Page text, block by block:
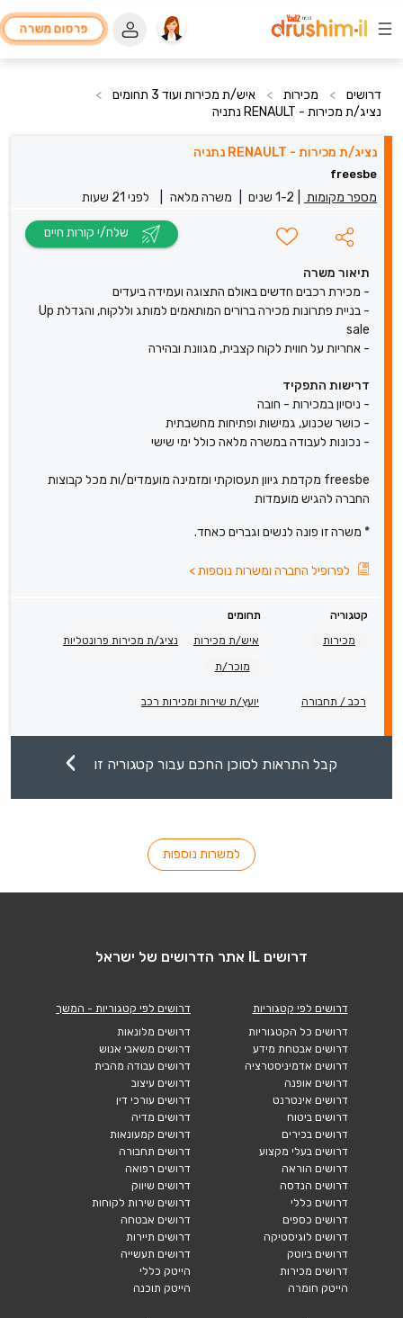
פרסום משרה
דרושים > מכירות > איש/ת מכירות ועוד 3 תחומים
>
נציג/ת מכירות - RENAULT נתניה
נציג/ת מכירות - RENAULT נתניה
freesbe
מספר מקומות 1-2 שנים משרה מלאה לפני 21 שעות
תיאור משרה
- מכירת רכבים חדשים באולם התצוגה ועמידה ביעדים
- בניית פתרונות מכירה ברורים המותאמים למותג וללקוח, והגדלת Up
sale
- אחריות על חווית לקוח קצבית, מגוונת ובהירה
דרישות התפקיד
- ניסיון במכירות - חובה
- כושר שכנוע, גמישות ופתיחות מחשבתית
- נכונות לעבודה במשרה מלאה כולל ימי שישי
freesbe מקדמת גיוון תעסוקתי ומזמינה מועמדים/ות מכל קבוצות
החברה להגיש מועמדות
* משרה זו פונה לנשים וגברים כאחד.
לפרופיל החברה ומשרות נוספות>
קטגוריה
תחומים
מכירות
איש/ת מכירות נציג/ת מכירות פרונטליות
מוכר/ת
רכב / תחבורה יועץ/ת שירות ומכירות רכב
קבל התראות לסוכן החכם עבור קטגוריה זו
למשרות נוספות
דרושים IL אתר הדרושים של ישראל
דרושים לפי קטגוריות
דרושים כל הקטגוריות
דרושים אבטחת מידע
דרושים אדמיניסטרציה
דרושים אופנה
דרושים אינטרנט
דרושים ביטוח
דרושים בכירים
דרושים בעלי מקצוע
דרושים הוראה
דרושים הנדסה
דרושים כללי
דרושים כספים
דרושים לוגיסטיקה
דרושים ביוטק
דרושים מכירות
הייטק חומרה
דרושים לפי קטגוריות - המשך
דרושים מלונאות
דרושים משאבי אנוש
דרושים עבודה מהבית
דרושים עיצוב
דרושים עורכי דין
דרושים מדיה
דרושים קמעונאות
דרושים תחבורה
דרושים רפואה
דרושים שיווק
דרושים שירות לקוחות
דרושים אבטחה
דרושים תיירות
דרושים תעשייה
הייטק כללי
הייטק תוכנה